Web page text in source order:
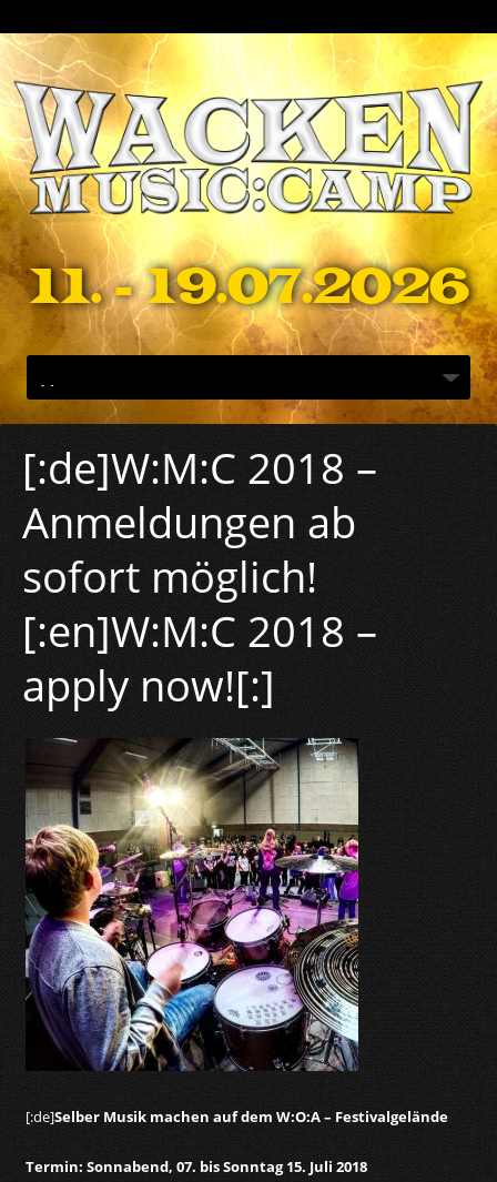
11. - 19.07.2026
[:de]W:M:C 2018 –
Anmeldungen ab
sofort möglich!
[:en]W:M:C 2018 –
apply now![:]
[:de]Selber Musik machen auf dem W:O:A – Festivalgelände
Termin: Sonnabend, 07. bis Sonntag 15. Juli 2018